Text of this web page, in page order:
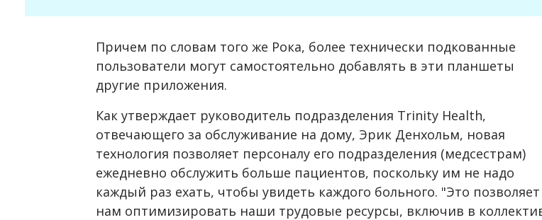
Причем по словам того же Рока, более технически подкованные
пользователи могут самостоятельно добавлять в эти планшеты
другие приложения.
Как утверждает руководитель подразделения Trinity Health,
отвечающего за обслуживание на дому, Эрик Денхольм, новая
технология позволяет персоналу его подразделения (медсестрам)
ежедневно обслужить больше пациентов, поскольку им не надо
каждый раз ехать, чтобы увидеть каждого больного. "Это позволяет
нам оптимизировать наши трудовые ресурсы, включив в